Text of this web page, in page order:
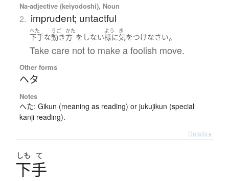
Na-adjective (keiyodoshi), Noun
2. imprudent; untactful
へた
下手な
うご
動き
かた
方 を しない
よう
様に
き
気をつけなさい。
Take care not to make a foolish move.
Other forms
ヘタ
Notes
へた: Gikun (meaning as reading) or jukujikun (special
kanji reading).
Details ▸
しも て
下手